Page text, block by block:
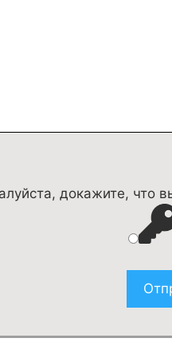
докажите, что